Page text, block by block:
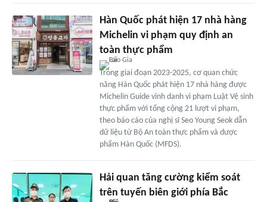
Hàn Quốc phát hiện 17 nhà hàng
Michelin vi phạm quy định an
toàn thực phẩm
Trong giai đoạn 2023-2025, cơ quan chức
năng Hàn Quốc phát hiện 17 nhà hàng được
Michelin Guide vinh danh vi phạm Luật Vệ sinh
thực phẩm với tổng cộng 21 lượt vi phạm,
theo báo cáo của nghị sĩ Seo Young Seok dẫn
dữ liệu từ Bộ An toàn thực phẩm và dược
phẩm Hàn Quốc (MFDS).
Hải quan tăng cường kiểm soát
trên tuyến biên giới phía Bắc